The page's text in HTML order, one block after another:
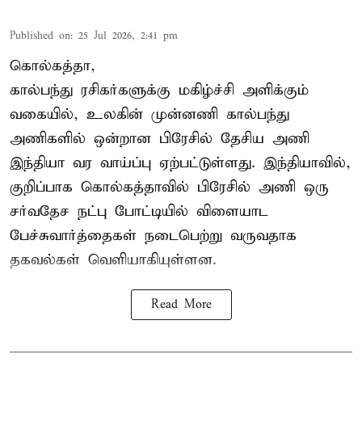
Published on: 25 Jul 2026, 2:41 pm
கொல்கத்தா,
கால்பந்து ரசிகர்களுக்கு மகிழ்ச்சி அளிக்கும்
வகையில், உலகின் முன்னணி கால்பந்து
அணிகளில் ஒன்றான பிரேசில் தேசிய அணி
இந்தியா வர வாய்ப்பு ஏற்பட்டுள்ளது. இந்தியாவில்,
குறிப்பாக கொல்கத்தாவில் பிரேசில் அணி ஒரு
சர்வதேச நட்பு போட்டியில் விளையாட
பேச்சுவார்த்தைகள் நடைபெற்று வருவதாக
தகவல்கள் வெளியாகியுள்ளன.
Read More